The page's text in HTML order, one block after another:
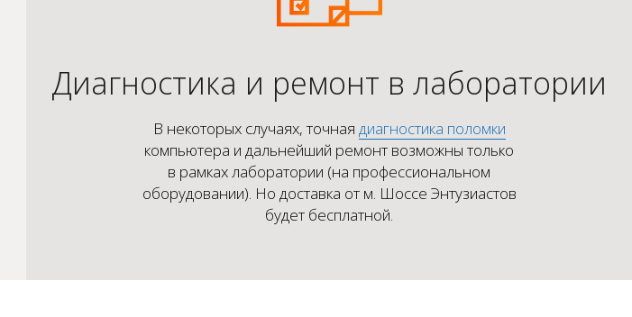
Диагностика и ремонт в лаборатории
В некоторых случаях, точная диагностика поломки
компьютера и дальнейший ремонт возможны только
в рамках лаборатории (на профессиональном
оборудовании). Но доставка от м. Шоссе Энтузиастов
будет бесплатной.